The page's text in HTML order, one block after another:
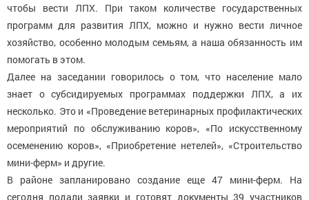
чтобы вести ЛПХ. При таком количестве государственных
программ для развития ЛПХ, можно и нужно вести личное
хозяйство, особенно молодым семьям, а наша обязанность им
помогать в этом.
Далее на заседании говорилось о том, что население мало
знает о субсидируемых программах поддержки ЛПХ, а их
несколько. Это и «Проведение ветеринарных профилактических
мероприятий по обслуживанию коров», «По искусственному
осеменению коров», «Приобретение нетелей», «Строительство
мини-ферм» и другие.
В районе запланировано создание еще 47 мини-ферм. На
сегодня подали заявки и готовят документы 39 участников